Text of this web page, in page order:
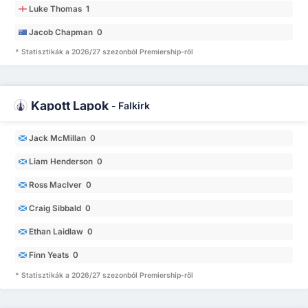
Luke Thomas 1
Jacob Chapman 0
* Statisztikák a 2026/27 szezonból Premiership-ről
Kapott Lapok - Falkirk
Jack McMillan 0
Liam Henderson 0
Ross MacIver 0
Craig Sibbald 0
Ethan Laidlaw 0
Finn Yeats 0
* Statisztikák a 2026/27 szezonból Premiership-ről